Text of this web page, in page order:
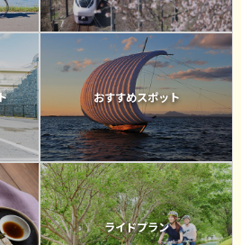
おすすめスポット
ライドプラン